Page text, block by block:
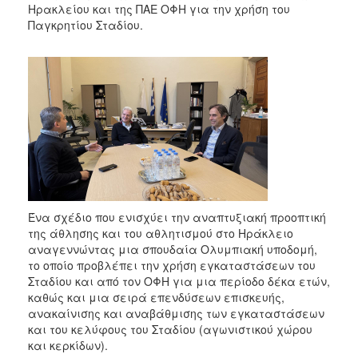
Ηρακλείου και της ΠΑΕ ΟΦΗ για την χρήση του
Παγκρητίου Σταδίου.
Ένα σχέδιο που ενισχύει την αναπτυξιακή προοπτική
της άθλησης και του αθλητισμού στο Ηράκλειο
αναγεννώντας μια σπουδαία Ολυμπιακή υποδομή,
το οποίο προβλέπει την χρήση εγκαταστάσεων του
Σταδίου και από τον ΟΦΗ για μια περίοδο δέκα ετών,
καθώς και μια σειρά επενδύσεων επισκευής,
ανακαίνισης και αναβάθμισης των εγκαταστάσεων
και του κελύφους του Σταδίου (αγωνιστικού χώρου
και κερκίδων).